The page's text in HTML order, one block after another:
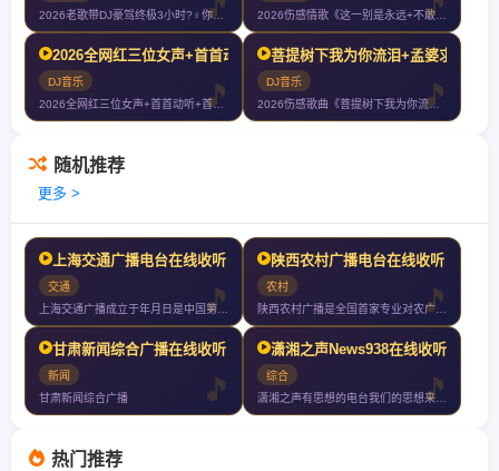
2026老歌带DJ豪驾终极3小时?‍♀️你们以后就叫我大哥?
2026全网红三位女声+首首动听+首首伤感+首首爆赞+车载大碟滴滴滴
DJ音乐
2026全网红三位女声+首首动听+首首伤感+首首爆赞+车载大碟滴滴滴
菩提树下我为你流泪+孟婆求你一
DJ音乐
2026伤感歌曲《菩提树下我为你流泪+孟婆求你一碗忘情汤+千滴眼泪千次
随机推荐
更多 >
上海交通广播电台在线收听
交通
陕西农村广播电台在线收听
农村
甘肃新闻综合广播在线收听
新闻
甘肃新闻综合广播
潇湘之声News938在线收听
综合
热门推荐